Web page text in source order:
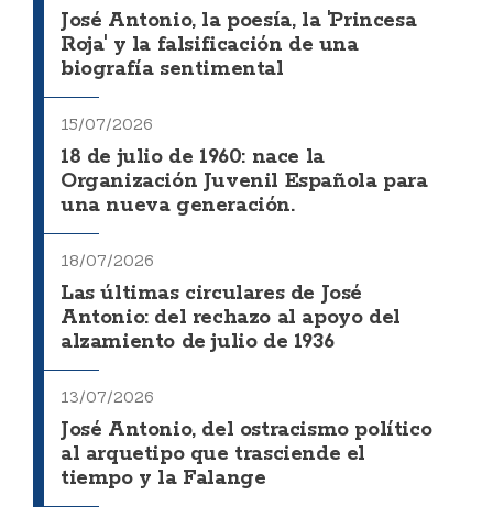
José Antonio, la poesía, la 'Princesa
Roja' y la falsificación de una
biografía sentimental
15/07/2026
18 de julio de 1960: nace la
Organización Juvenil Española para
una nueva generación.
18/07/2026
Las últimas circulares de José
Antonio: del rechazo al apoyo del
alzamiento de julio de 1936
13/07/2026
José Antonio, del ostracismo político
al arquetipo que trasciende el
tiempo y la Falange